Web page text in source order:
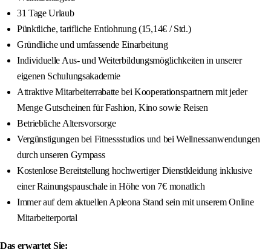
31 Tage Urlaub
Pünktliche, tarifliche Entlohnung (15,14€ / Std.)
Gründliche und umfassende Einarbeitung
Individuelle Aus- und Weiterbildungsmöglichkeiten in unserer
eigenen Schulungsakademie
Attraktive Mitarbeiterrabatte bei Kooperationspartnern mit jeder
Menge Gutscheinen für Fashion, Kino sowie Reisen
Betriebliche Altersvorsorge
Vergünstigungen bei Fitnessstudios und bei Wellnessanwendungen
durch unseren Gympass
Kostenlose Bereitstellung hochwertiger Dienstkleidung inklusive
einer Rainungspauschale in Höhe von 7€ monatlich
Immer auf dem aktuellen Apleona Stand sein mit unserem Online
Mitarbeiterportal
Das erwartet Sie: